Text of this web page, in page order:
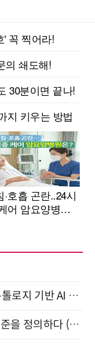
모든 업무 담당자(비개발자)를 위한 온톨로지 기반 AI 지식체계 설계 1-day 워크숍 8월 20일 개최
차세대 AICC, 고객 서비스의 새로운 표준을 정의하다 (9/9)